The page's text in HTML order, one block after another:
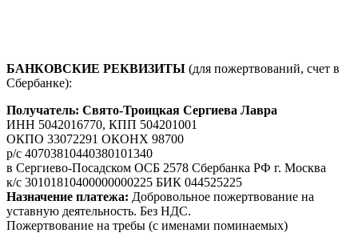
БАНКОВСКИЕ РЕКВИЗИТЫ (для пожертвований, счет в
Сбербанке):
Получатель: Свято-Троицкая Сергиева Лавра
ИНН 5042016770, КПП 504201001
ОКПО 33072291 ОКОНХ 98700
р/с 40703810440380101340
в Сергиево-Посадском ОСБ 2578 Сбербанка РФ г. Москва
к/с 30101810400000000225 БИК 044525225
Назначение платежа: Добровольное пожертвование на
уставную деятельность. Без НДС.
Пожертвование на требы (с именами поминаемых)